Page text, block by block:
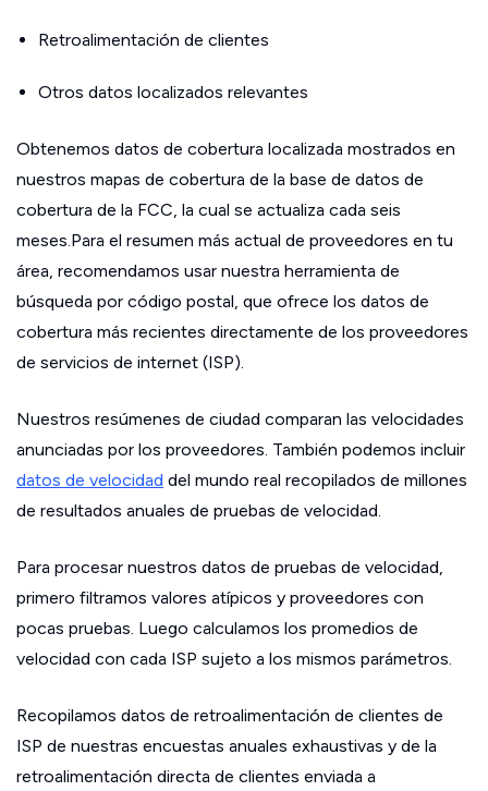
Retroalimentación de clientes
Otros datos localizados relevantes
Obtenemos datos de cobertura localizada mostrados en
nuestros mapas de cobertura de la base de datos de
cobertura de la FCC, la cual se actualiza cada seis
meses.Para el resumen más actual de proveedores en tu
área, recomendamos usar nuestra herramienta de
búsqueda por código postal, que ofrece los datos de
cobertura más recientes directamente de los proveedores
de servicios de internet (ISP).
Nuestros resúmenes de ciudad comparan las velocidades
anunciadas por los proveedores. También podemos incluir
datos de velocidad del mundo real recopilados de millones
de resultados anuales de pruebas de velocidad.
Para procesar nuestros datos de pruebas de velocidad,
primero filtramos valores atípicos y proveedores con
pocas pruebas. Luego calculamos los promedios de
velocidad con cada ISP sujeto a los mismos parámetros.
Recopilamos datos de retroalimentación de clientes de
ISP de nuestras encuestas anuales exhaustivas y de la
retroalimentación directa de clientes enviada a